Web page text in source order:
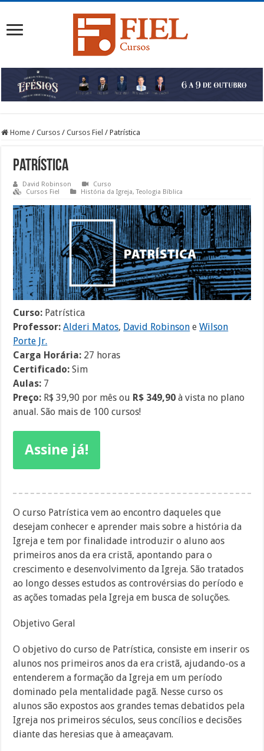
Home / Cursos / Cursos Fiel / Patrística
Patrística
David Robinson
Curso
Cursos Fiel
História da Igreja,Teologia Bíblica
Curso: Patrística
Professor: Alderi Matos, David Robinson eWilson
Porte Jr.
Carga Horária: 27 horas
Certificado: Sim
Aulas: 7
Preço: R$ 39,90 por mês ou R$ 349,90 à vista no plano
anual. São mais de 100 cursos!
Assine já!
O curso Patrística vem ao encontro daqueles que
desejam conhecer e aprender mais sobre a história da
Igreja e tem por finalidade introduzir o aluno aos
primeiros anos da era cristã, apontando para o
crescimento e desenvolvimento da Igreja. São tratados
ao longo desses estudos as controvérsias do período e
as ações tomadas pela Igreja em busca de soluções.
Objetivo Geral
O objetivo do curso de Patrística, consiste em inserir os
alunos nos primeiros anos da era cristã, ajudando-os a
entenderem a formação da Igreja em um período
dominado pela mentalidade pagã. Nesse curso os
alunos são expostos aos grandes temas debatidos pela
Igreja nos primeiros séculos, seus concílios e decisões
diante das heresias que à ameaçavam.